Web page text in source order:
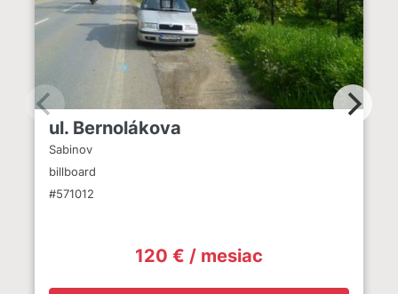
ul. Bernolákova
Sabinov
billboard
#571012
120 € / mesiac